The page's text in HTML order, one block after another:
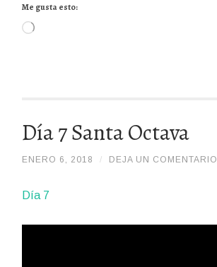
Me gusta esto:
Cargando...
Día 7 Santa Octava
ENERO 6, 2018
// DEJA UN COMENTARIO
Día 7